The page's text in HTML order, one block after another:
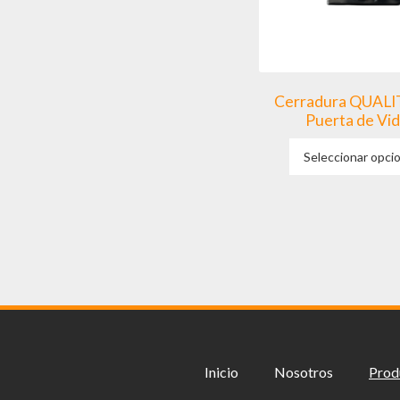
Cerradura
Puerta de
Seleccionar
Inicio Nosotros